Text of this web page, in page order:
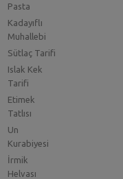
Pasta
Kadayıflı
Muhallebi
Sütlaç Tarifi
Islak Kek
Tarifi
Etimek
Tatlısı
Un
Kurabiyesi
İrmik
Helvası